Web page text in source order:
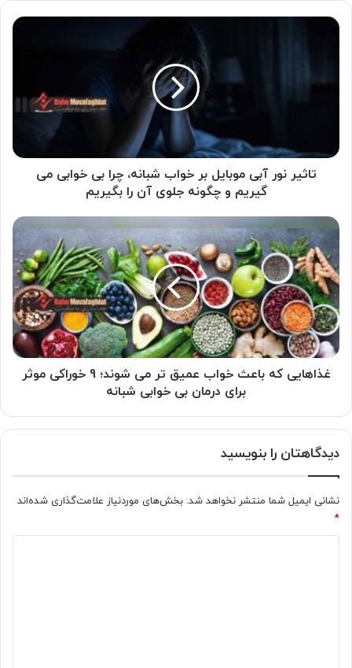
تاثیر
بی
و
چگونه
جلوی
آن
را
بگیریم
تاثیر نور آبی موبایل بر خواب شبانه، چرا بی خوابی می
گیریم و چگونه جلوی آن را بگیریم
غذاهایی
باعث
خواب
عمیق
تر
می
شوند؛
9
خوراکی
درمان
خوابی
غذاهایی که باعث خواب عمیق تر می شوند؛ 9 خوراکی موثر
برای درمان بی خوابی شبانه
دیدگاهتان را بنویسید
نشانی ایمیل شما منتشر نخواهد شد. بخش‌های موردنیاز علامت‌گذاری شده‌اند
*